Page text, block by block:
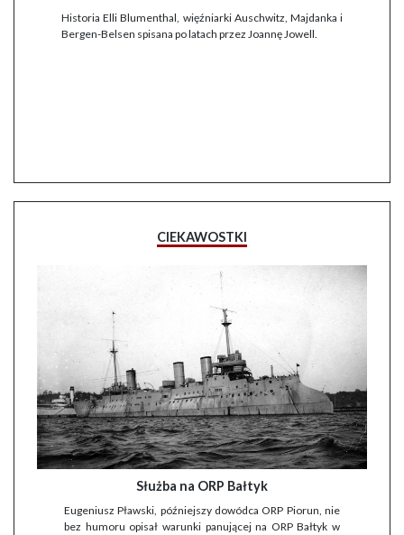
Historia Elli Blumenthal, więźniarki Auschwitz, Majdanka i
Bergen-Belsen spisana po latach przez Joannę Jowell.
CIEKAWOSTKI
Służba na ORP Bałtyk
Eugeniusz Pławski, późniejszy dowódca ORP Piorun, nie
bez humoru opisał warunki panującej na ORP Bałtyk w